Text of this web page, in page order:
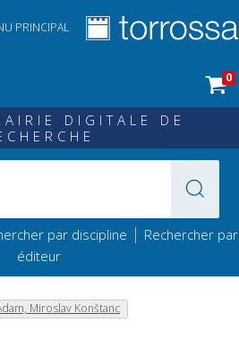
PRINCIPAL
0
DIGITALE DE
par discipline | Rechercher par
éditeur
Miroslav Konštanc